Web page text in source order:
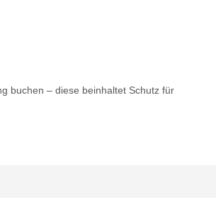
buchen – diese beinhaltet Schutz für